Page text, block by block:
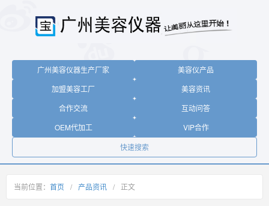
广州美容仪器生产厂家
美容仪产品
加盟美容工厂
美容资讯
合作交流
互动问答
OEM代加工
VIP合作
快速搜索
当前位置： 首页 / 产品资讯 / 正文